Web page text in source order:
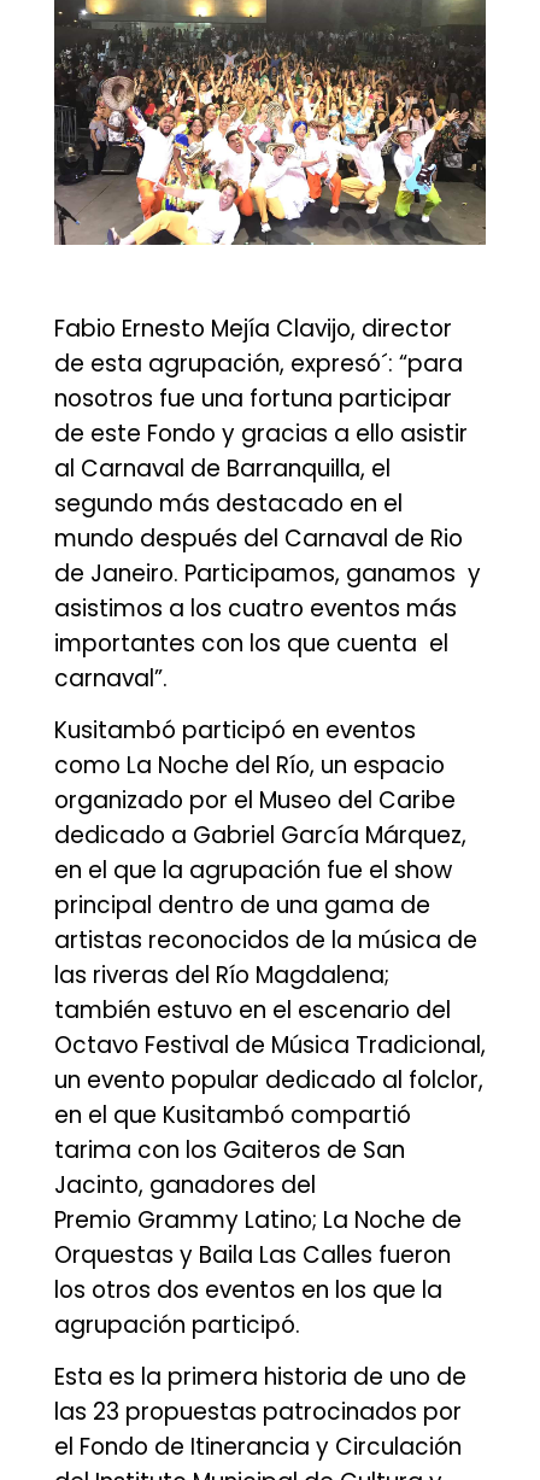
Fabio Ernesto Mejía Clavijo, director
de esta agrupación, expresó´: “para
nosotros fue una fortuna participar
de este Fondo y gracias a ello asistir
al Carnaval de Barranquilla, el
segundo más destacado en el
mundo después del Carnaval de Rio
de Janeiro. Participamos, ganamos y
asistimos a los cuatro eventos más
importantes con los que cuenta el
carnaval”.
Kusitambó participó en eventos
como La Noche del Río, un espacio
organizado por el Museo del Caribe
dedicado a Gabriel García Márquez,
en el que la agrupación fue el show
principal dentro de una gama de
artistas reconocidos de la música de
las riveras del Río Magdalena;
también estuvo en el escenario del
Octavo Festival de Música Tradicional,
un evento popular dedicado al folclor,
en el que Kusitambó compartió
tarima con los Gaiteros de San
Jacinto, ganadores del
Premio Grammy Latino; La Noche de
Orquestas y Baila Las Calles fueron
los otros dos eventos en los que la
agrupación participó.
Esta es la primera historia de uno de
las 23 propuestas patrocinados por
el Fondo de Itinerancia y Circulación